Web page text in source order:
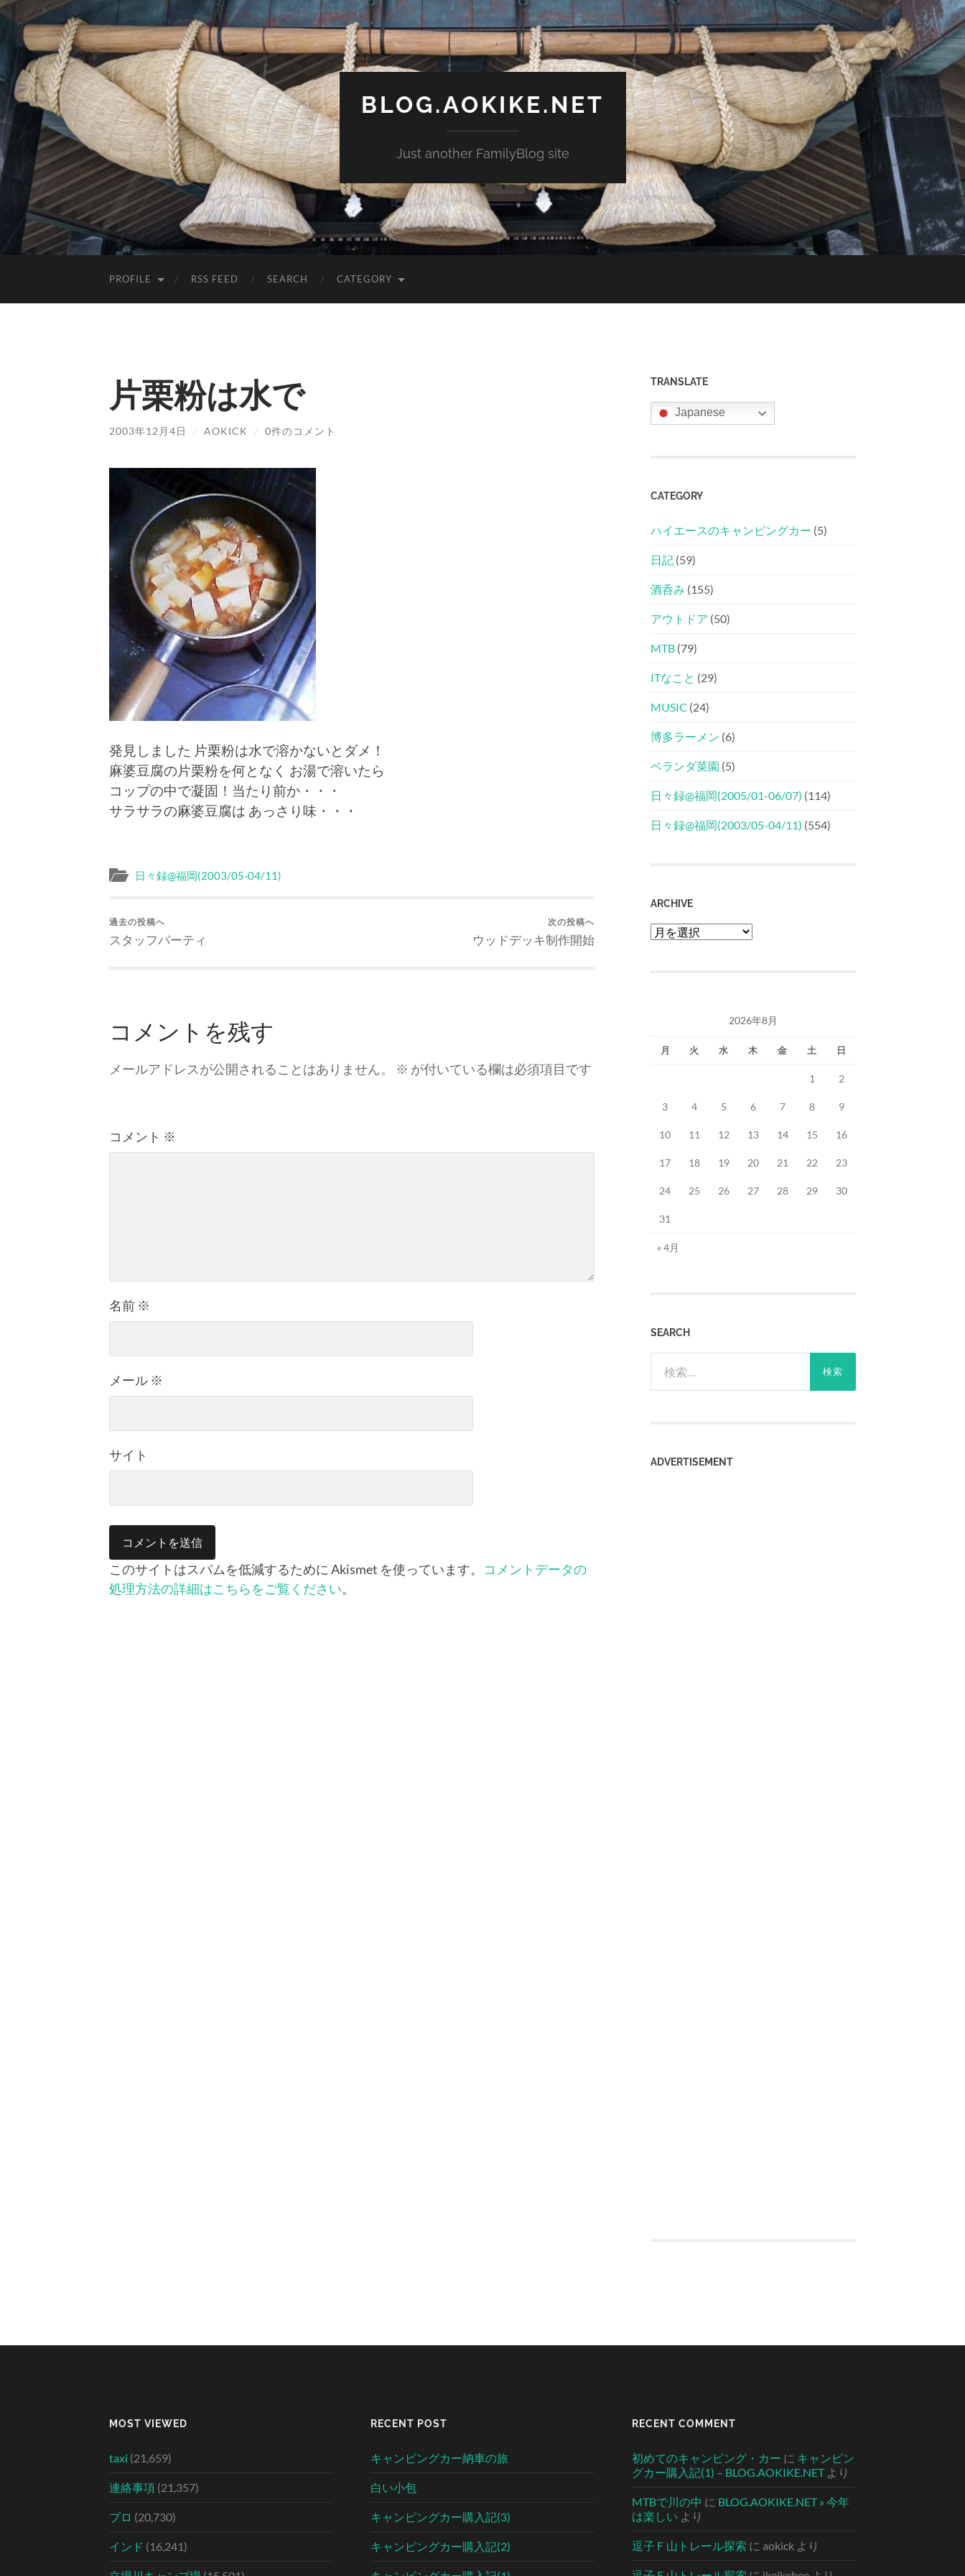
BLOG.AOKIKE.NET
Just another FamilyBlog site
PROFILE RSS FEED SEARCH CATEGORY
片栗粉は水で
2003年12月4日 / AOKICK / 0件のコメント
発見しました 片栗粉は水で溶かないとダメ！
麻婆豆腐の片栗粉を何となく お湯で溶いたら
コップの中で凝固！当たり前か・・・
サラサラの麻婆豆腐は あっさり味・・・
日々録@福岡(2003/05-04/11)
過去の投稿へ
スタッフパーティ
次の投稿へ
ウッドデッキ制作開始
コメントを残す
メールアドレスが公開されることはありません。 ※ が付いている欄は必須項目です
コメント ※
名前 ※
メール ※
サイト
このサイトはスパムを低減するために Akismet を使っています。 コメントデータの
処理方法の詳細はこちらをご覧ください。
TRANSLATE
Japanese
CATEGORY
ハイエースのキャンピングカー (5)
日記 (59)
酒呑み (155)
アウトドア (50)
MTB (79)
ITなこと (29)
MUSIC (24)
博多ラーメン (6)
ベランダ菜園 (5)
日々録@福岡(2005/01-06/07) (114)
日々録@福岡(2003/05-04/11) (554)
ARCHIVE
Archive
2026年8月
月 火 水 木 金 土 日
1 2
3 4 5 6 7 8 9
10 11 12 13 14 15 16
17 18 19 20 21 22 23
24 25 26 27 28 29 30
31
« 4月
SEARCH
‎ADVERTISEMENT
MOST VIEWED
taxi (21,659)
連絡事項 (21,357)
プロ (20,730)
インド (16,241)
RECENT POST
キャンピングカー納車の旅
白い小包
キャンピングカー購入記(3)
キャンピングカー購入記(2)
RECENT COMMENT
初めてのキャンピング・カー に キャンピン
グカー購入記(1) – BLOG.AOKIKE.NETより
MTBで川の中 に BLOG.AOKIKE.NET » 今年
は楽しい より
逗子Ｆ山トレール探索 に aokick より